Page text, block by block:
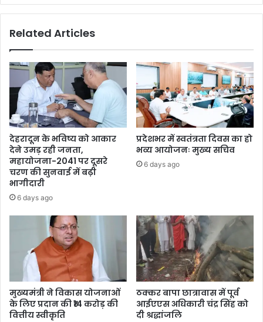
Related Articles
देहरादून के भविष्य को आकार
देने उमड़ रही जनता,
महायोजना-2041 पर दूसरे
चरण की सुनवाई में बढ़ी
भागीदारी
6 days ago
प्रदेशभर में स्वतंत्रता दिवस का हो
भव्य आयोजनः मुख्य सचिव
6 days ago
मुख्यमंत्री ने विकास योजनाओं
के लिए प्रदान की ₹14 करोड़ की
वित्तीय स्वीकृति
ठक्कर बापा छात्रावास में पूर्व
आईएएस अधिकारी चंद्र सिंह को
दी श्रद्धांजलि